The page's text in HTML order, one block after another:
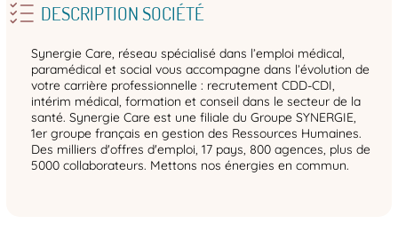
DESCRIPTION SOCIÉTÉ
Synergie Care, réseau spécialisé dans l’emploi médical,
paramédical et social vous accompagne dans l’évolution de
votre carrière professionnelle : recrutement CDD-CDI,
intérim médical, formation et conseil dans le secteur de la
santé. Synergie Care est une filiale du Groupe SYNERGIE,
1er groupe français en gestion des Ressources Humaines.
Des milliers d'offres d'emploi, 17 pays, 800 agences, plus de
5000 collaborateurs. Mettons nos énergies en commun.